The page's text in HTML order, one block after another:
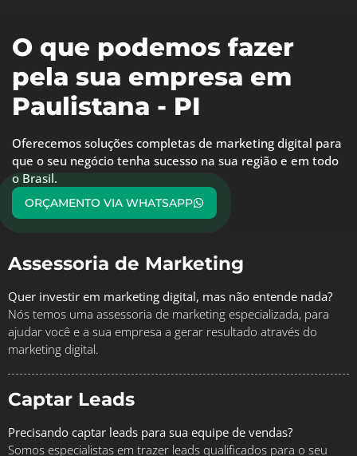
O que podemos fazer
pela sua empresa em
Paulistana - PI
Oferecemos soluções completas de marketing digital para
que o seu negócio tenha sucesso na sua região e em todo
o Brasil.
ORÇAMENTO VIA WHATSAPP
Assessoria de Marketing
Quer investir em marketing digital, mas não entende nada?
Nós temos uma assessoria de marketing especializada, para
ajudar você e a sua empresa a gerar resultado através do
marketing digital.
Captar Leads
Precisando captar leads para sua equipe de vendas?
Somos especialistas em trazer leads qualificados para o seu